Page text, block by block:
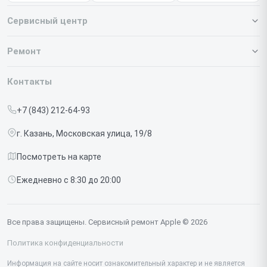
Сервисный центр
О нашем сервисе
Срочный ремонт
Доставка и способы оплаты
Диагностика
Контакты
Ремонт
Iphone
Studio Display
Vision Pro
Контакты
+7 (843) 212-64-93
г. Казань, Московская улица, 19/8
Посмотреть на карте
Ежедневно с 8:30 до 20:00
Все права защищены. Сервисный ремонт Apple © 2026
Политика конфиденциальности
Информация на сайте носит ознакомительный характер и не является